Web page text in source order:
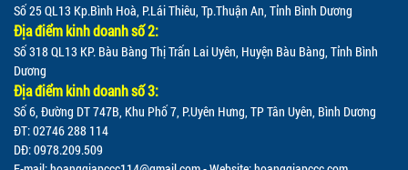
Số 25 QL13 Kp.Bình Hoà, P.Lái Thiêu, Tp.Thuận An, Tỉnh Bình Dương
Địa điểm kinh doanh số 2:
Số 318 QL13 KP. Bàu Bàng Thị Trấn Lai Uyên, Huyện Bàu Bàng, Tỉnh Bình
Dương
Địa điểm kinh doanh số 3:
Số 6, Đường DT 747B, Khu Phố 7, P.Uyên Hưng, TP Tân Uyên, Bình Dương
ĐT: 02746 288 114
DĐ: 0978.209.509